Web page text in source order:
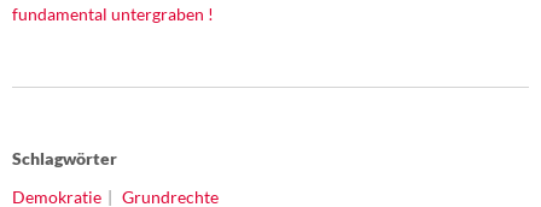
fundamental untergraben !
Schlagwörter
Demokratie
Grundrechte